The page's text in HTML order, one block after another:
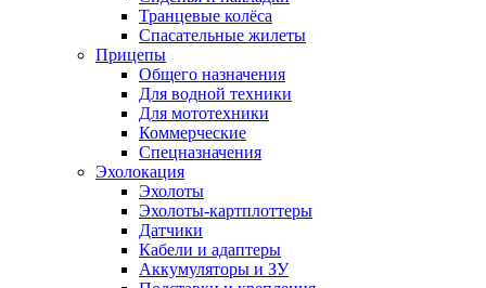
Транцевые колёса
Спасательные жилеты
Прицепы
Общего назначения
Для водной техники
Для мототехники
Коммерческие
Спецназначения
Эхолокация
Эхолоты
Эхолоты-картплоттеры
Датчики
Кабели и адаптеры
Аккумуляторы и ЗУ